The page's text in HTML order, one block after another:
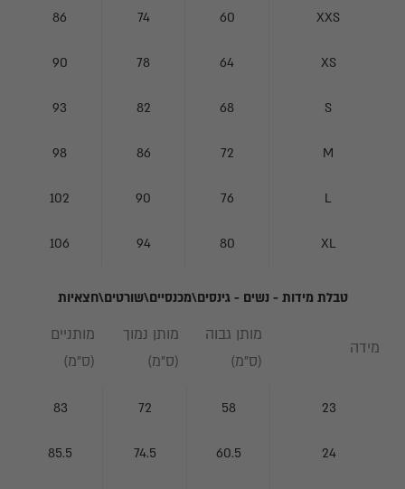
XXS
60
74
86
XS
64
78
90
S
68
82
93
M
72
86
98
L
76
90
102
XL
80
94
106
טבלת מידות - נשים - גינסים\מכנסיים\שורטים\חצאיות
מידה
מותן גבוה
(ס"מ)
מותן נמוך
(ס"מ)
מותניים
(ס"מ)
23
58
72
83
24
60.5
74.5
85.5